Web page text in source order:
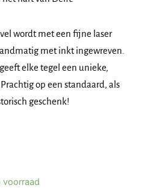
wordt met een fijne laser
met inkt ingewreven.
elke tegel een unieke,
op een standaard, als
geschenk!
voorraad